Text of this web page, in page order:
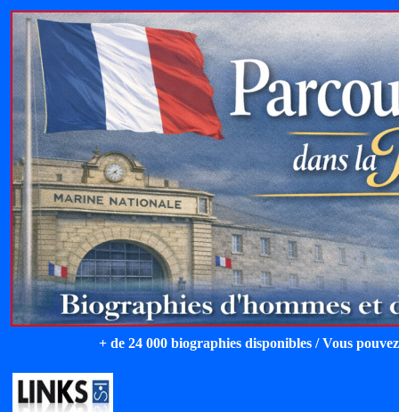
+ de 24 000 biographies disponibles / Vous